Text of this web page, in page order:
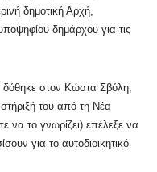
δημοτική Αρχή,
δημάρχου για τις
δόθηκε στον Κώστα Σβόλη,
του από τη Νέα
να το γνωρίζει) επέλεξε να
για το αυτοδιοικητικό